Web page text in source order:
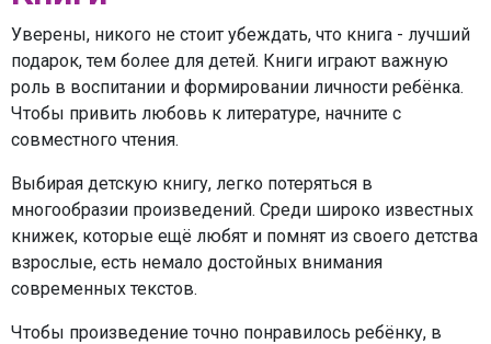
Уверены, никого не стоит убеждать, что книга - лучший
подарок, тем более для детей. Книги играют важную
роль в воспитании и формировании личности ребёнка.
Чтобы привить любовь к литературе, начните с
совместного чтения.
Выбирая детскую книгу, легко потеряться в
многообразии произведений. Среди широко известных
книжек, которые ещё любят и помнят из своего детства
взрослые, есть немало достойных внимания
современных текстов.
Чтобы произведение точно понравилось ребёнку, в